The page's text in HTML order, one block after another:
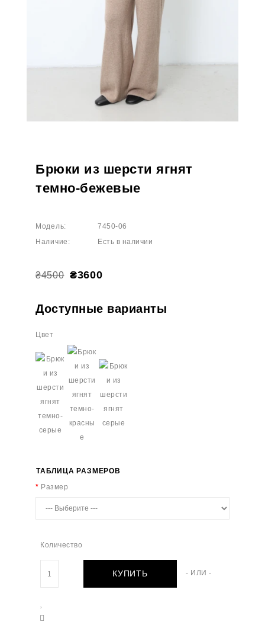
Брюки из шерсти ягнят
темно-бежевые
Модель:
7450-06
Наличие:
Есть в наличии
₴4500 ₴3600
Доступные варианты
Цвет
ТАБЛИЦА РАЗМЕРОВ
Размер
Количество
КУПИТЬ - ИЛИ -